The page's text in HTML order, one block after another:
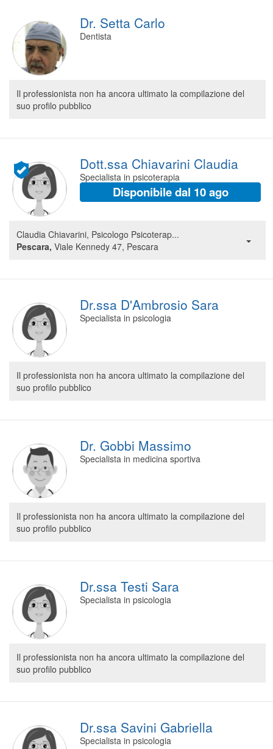
Dr. Setta Carlo
Dentista
Il professionista non ha ancora ultimato la compilazione del
suo profilo pubblico
Dott.ssa Chiavarini Claudia
Specialista in psicoterapia
Disponibile dal 10 ago
Claudia Chiavarini, Psicologo Psicoterap...
Pescara, Viale Kennedy 47, Pescara
Dr.ssa D'Ambrosio Sara
Specialista in psicologia
Il professionista non ha ancora ultimato la compilazione del
suo profilo pubblico
Dr. Gobbi Massimo
Specialista in medicina sportiva
Il professionista non ha ancora ultimato la compilazione del
suo profilo pubblico
Dr.ssa Testi Sara
Specialista in psicologia
Il professionista non ha ancora ultimato la compilazione del
suo profilo pubblico
Dr.ssa Savini Gabriella
Specialista in psicologia